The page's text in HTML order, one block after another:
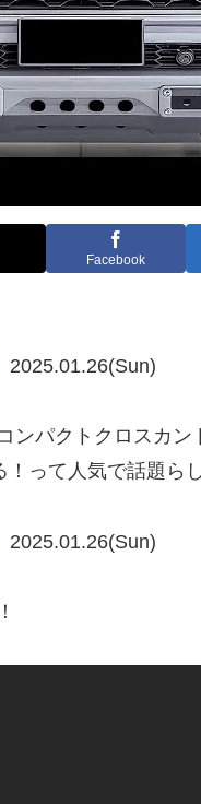
Facebook
2025.01.26(Sun)
ンパクトクロスカ
って人気で話題ら
2025.01.26(Sun)